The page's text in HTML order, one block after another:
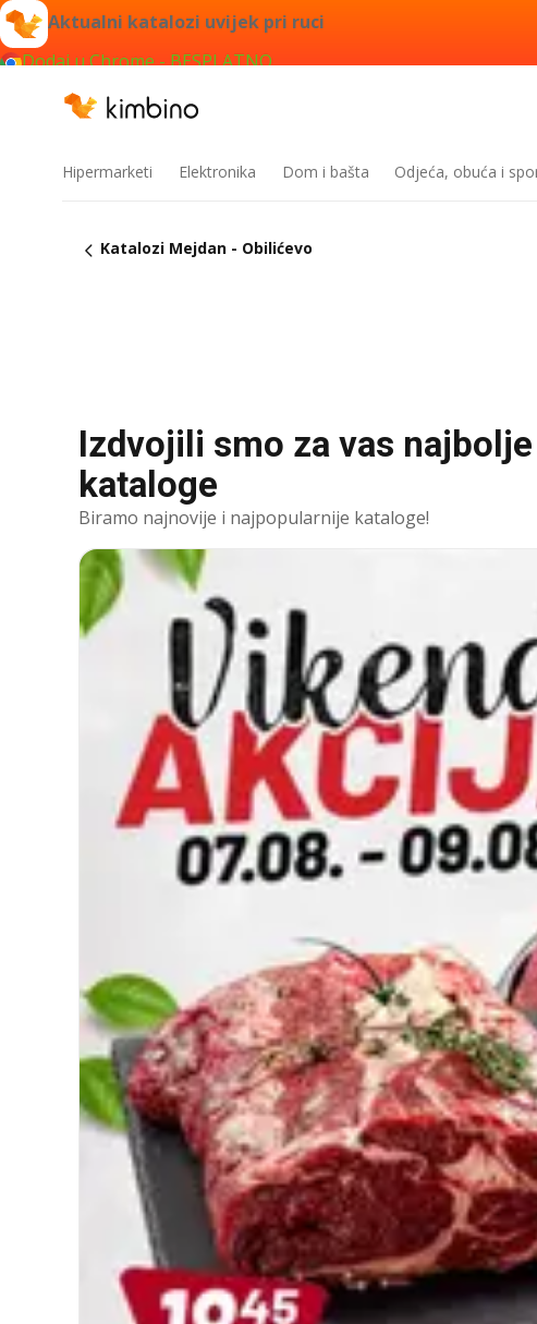
Aktualni katalozi uvijek pri ruci
Dodaj u Chrome - BESPLATNO
Hipermarketi Elektronika Dom i bašta Odjeća, obuća i
Katalozi Mejdan - Obilićevo
Izdvojili smo za vas
kataloge
Biramo najnovije i najpopularnije kataloge!